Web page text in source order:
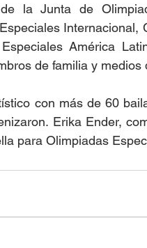
la Junta de
Internacional,
América
de familia y medios
con más de 60
Erika Ender,
para Olimpiadas